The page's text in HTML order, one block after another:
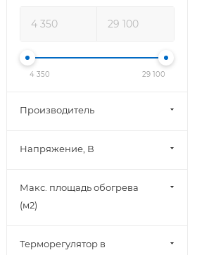
4 350 29 100
Производитель
Напряжение, В
Макс. площадь обогрева
(м2)
Терморегулятор в